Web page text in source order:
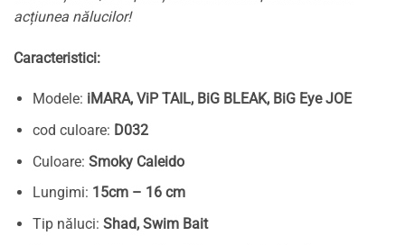
acțiunea nălucilor!
Caracteristici:
Modele: iMARA, ViP TAIL, BiG BLEAK, BiG Eye JOE
cod culoare: D032
Culoare: Smoky Caleido
Lungimi: 15cm – 16 cm
Tip năluci: Shad, Swim Bait